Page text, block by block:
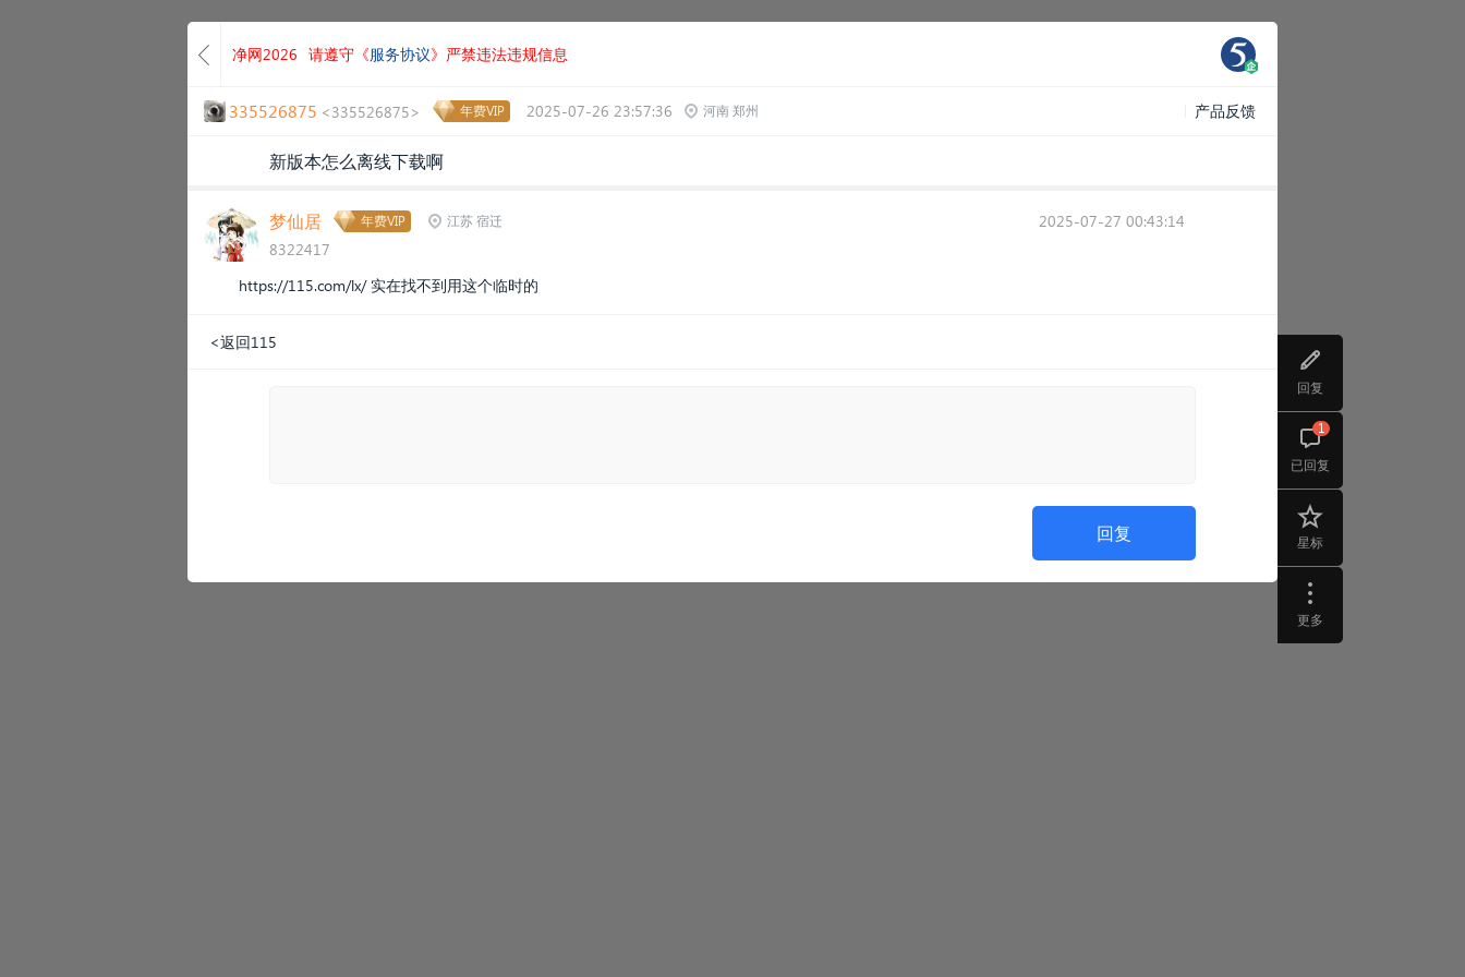
回复
已回复
1
星标
更多
净网2026 请遵守《服务协议》严禁违法违规信息
335526875 <335526875> 年费VIP 2025-07-26 23:57:36 河南 郑州 产品反馈
新版本怎么离线下载啊
梦仙居 年费VIP 江苏 宿迁
8322417
2025-07-27 00:43:14
https://115.com/lx/实在找不到用这个临时的
<返回115
回复